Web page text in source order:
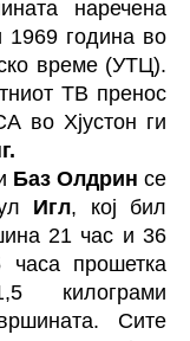
наречена
1969 година во
време (УТЦ).
ТВ пренос
во Хјустон ги
Баз Олдрин се
Игл, кој бил
21 час и 36
прошетка
килограми
Сите